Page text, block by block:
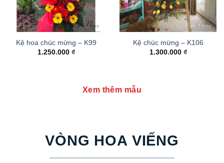
Kệ hoa chúc mừng – K99
1.250.000 ₫
Kệ chúc mừng – K106
1.300.000 ₫
Xem thêm mẫu
VÒNG HOA VIẾNG